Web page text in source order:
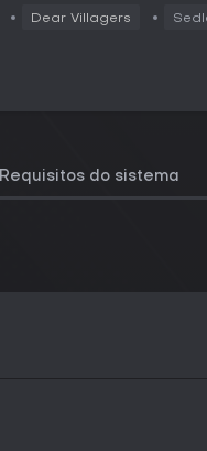
Dear Villagers
Requisitos do sistema